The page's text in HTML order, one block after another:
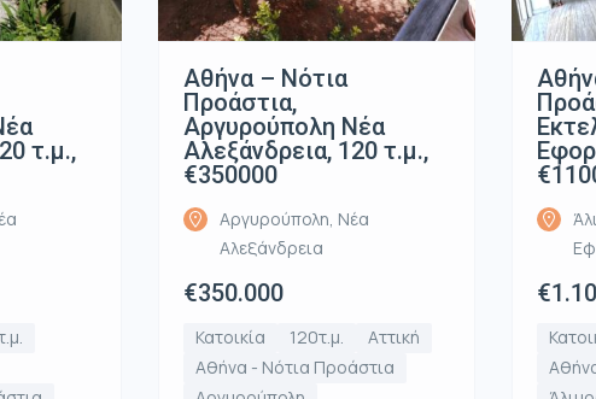
τ.μ.,
Αθήνα – Νότια
Προάστια,
Αργυρούπολη Νέα
Αλεξάνδρεια, 120 τ.μ.,
€350000
Αργυρούπολη, Νέα
Αλεξάνδρεια
€350.000
Κατοικία 120τ.μ.
Αττική
Αθήνα - Νότια Προάστια